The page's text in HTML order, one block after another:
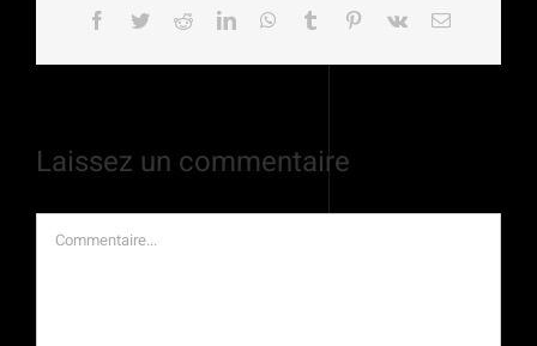
Facebook
TwitterRedditLinkedInWhatsApp
Tumblr Pinterest
Vk Email
Laissez un commentaire
Commentaire